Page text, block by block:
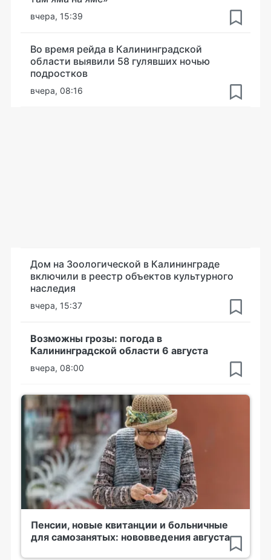
вчера, 15:39
Во время рейда в Калининградской
области выявили 58 гулявших ночью
подростков
вчера, 08:16
Дом на Зоологической в Калининграде
включили в реестр объектов культурного
наследия
вчера, 15:37
Возможны грозы: погода в
Калининградской области 6 августа
вчера, 08:00
Пенсии, новые квитанции и больничные
для самозанятых: нововведения августа